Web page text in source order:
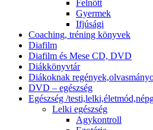
Felnőtt
Gyermek
Ifjúsági
Coaching, tréning könyvek
Diafilm
Diafilm és Mese CD, DVD
Diákkönyvtár
Diákoknak
DVD – egészség
Egészség /
Lelki egészség
Agykontroll